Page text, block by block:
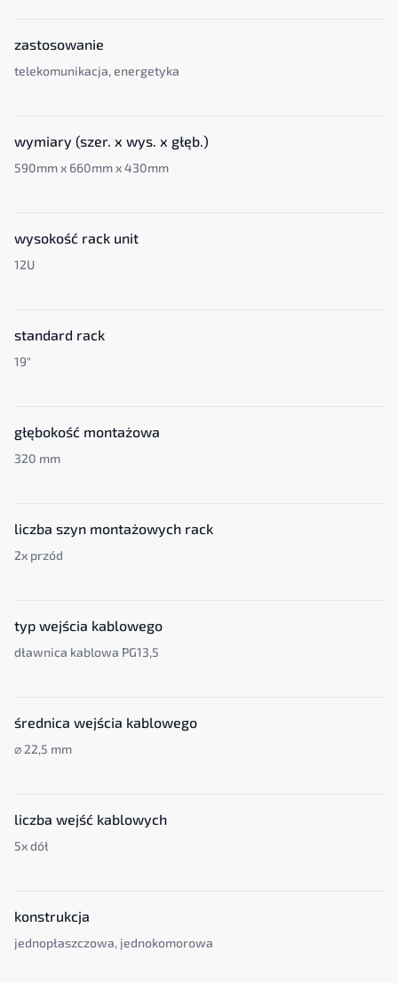
zastosowanie
telekomunikacja, energetyka
wymiary (szer. x wys. x głęb.)
590mm x 660mm x 430mm
wysokość rack unit
12U
standard rack
19"
głębokość montażowa
320 mm
liczba szyn montażowych rack
2x przód
typ wejścia kablowego
dławnica kablowa PG13,5
średnica wejścia kablowego
⌀ 22,5 mm
liczba wejść kablowych
5x dół
konstrukcja
jednopłaszczowa, jednokomorowa